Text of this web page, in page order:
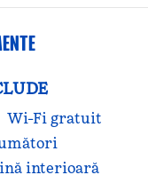
Wi-Fi gratuit
interioară